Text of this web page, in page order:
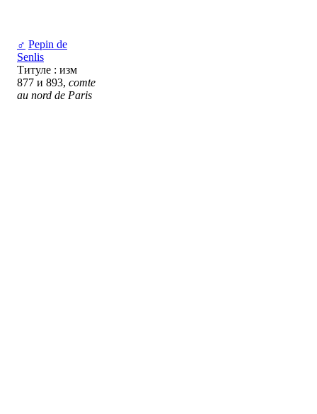
♂ Pepin de
Senlis
Титуле : изм
877 и 893, comte
au nord de Paris